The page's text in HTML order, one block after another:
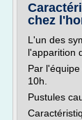
chez
L'un des
l'apparition
Par
10h.
Pustules